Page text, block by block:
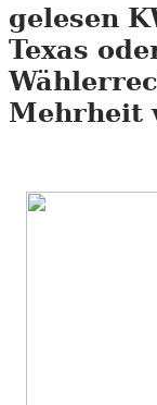
gelesen
Texas
Mehrheit